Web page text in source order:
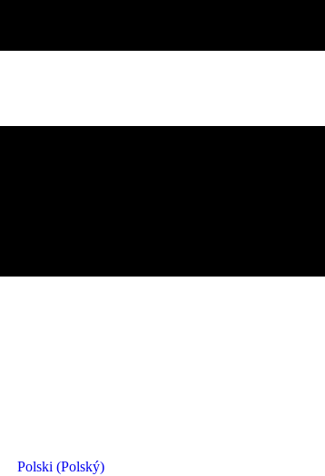
Polski (Polský)